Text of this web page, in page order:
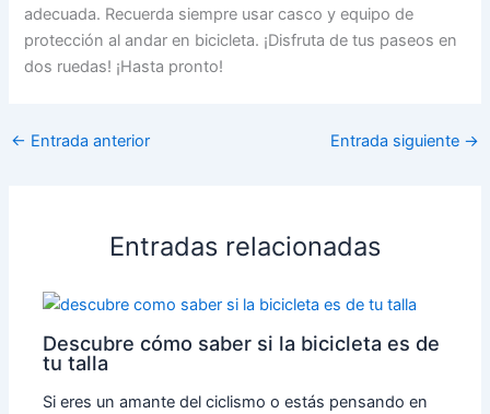
adecuada. Recuerda siempre usar casco y equipo de
protección al andar en bicicleta. ¡Disfruta de tus paseos en
dos ruedas! ¡Hasta pronto!
← Entrada anterior Entrada siguiente →
Entradas relacionadas
Descubre cómo saber si la bicicleta es de
tu talla
Si eres un amante del ciclismo o estás pensando en